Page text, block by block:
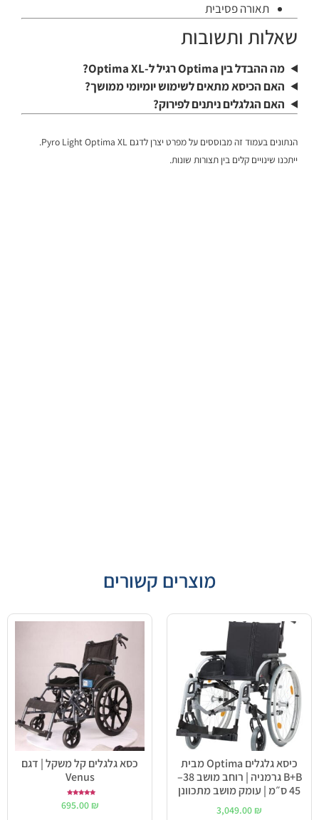
תאורה פסיבית
שאלות ותשובות
מה ההבדל בין Optima רגיל ל-Optima XL?
האם הכיסא מתאים לשימוש יומיומי ממושך?
האם הגלגלים ניתנים לפירוק?
הנתונים בעמוד זה מבוססים על מפרט יצרן לדגם Pyro Light Optima XL.
ייתכנו שינויים קלים בין תצורות שונות.
מוצרים קשורים
כיסא גלגלים Optima מבית
B+B גרמניה | רוחב מושב 38–
45 ס״מ | עומק מושב מתכוונן
3,049.00 ₪
כסא גלגלים קל משקל | דגם
Venus
5.00
695.00 ₪